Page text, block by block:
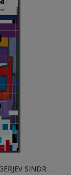
LESENI DEČEK SODOBNEGA ČASA - ASPERGERJEV SINDROM / MEHKA VEZAVA